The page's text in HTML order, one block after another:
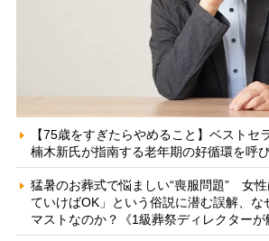
【75歳をすぎたらやめること】ベストセ
楠木新氏が指南する老年期の好循環を呼
猛暑のお葬式で悩ましい“喪服問題” 女
ていけばOK」という俗説に潜む誤解、な
マストなのか？《1級葬祭ディレクターが